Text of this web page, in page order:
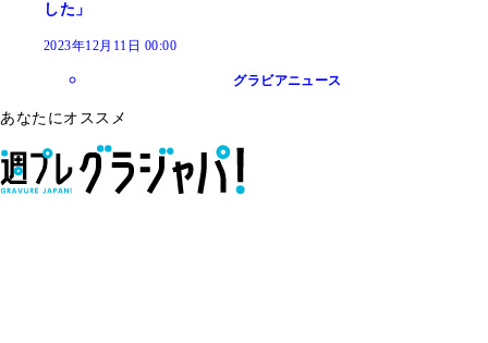
した」
2023年12月11日 00:00
グラビアニュース
あなたにオススメ